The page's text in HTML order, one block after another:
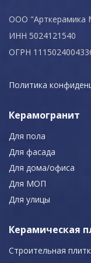
ООО "Арткерамика
ИНН 5024121540
ОГРН
Политика
Керамогранит
Для пола
Для фасада
Для дома/офиса
Для МОП
Для улицы
Керамическая
Строительная